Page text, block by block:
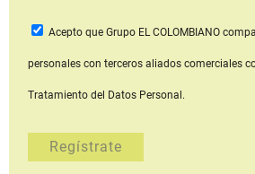
Acepto que Grupo EL COLOMBIANO
personales con terceros aliados comerciales
Tratamiento del Datos Personal.